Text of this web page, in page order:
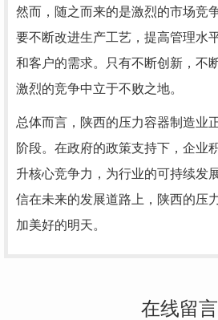
然而，随之而来的是激烈的市场竞
要不断改进生产工艺，提高管理水
和客户的需求。只有不断创新，不
激烈的竞争中立于不败之地。
总体而言，陕西的压力容器制造业
阶段。在政府的政策支持下，企业
升核心竞争力，为行业的可持续发
信在未来的发展道路上，陕西的压
加美好的明天。
在线留言